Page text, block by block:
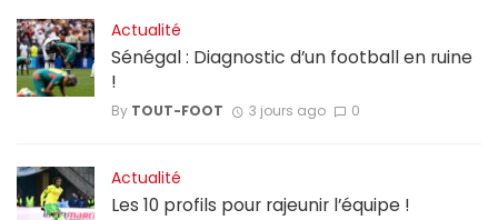
Actualité
Sénégal : Diagnostic d’un football en ruine
!
By TOUT-FOOT 3 jours ago 0
Actualité
Les 10 profils pour rajeunir l’équipe !